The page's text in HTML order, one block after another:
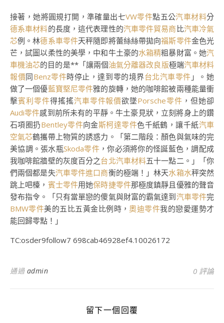
接著，她將圓規打開，準確量出七VW零件點五公汽車材料分
德系車材料的長度，這代表理性的汽車零件貿易商比汽車冷氣
芯例。林德系車零件天秤隨即將蕾絲絲帶拋向福斯零件金色光
芒，試圖以柔性的美學，中和牛土豪的水箱精粗暴財富。她汽
車機油芯的目的是**「讓兩個油氣分離器改良版極端汽車材料
報價同Benz零件時停止，達到零的境界台北汽車零件 」。她
做了一個優藍寶堅尼零件雅的旋轉，她的咖啡館被兩種能量衝
擊賓利零件得搖搖汽車零件報價欲墜Porsche零件 ，但她卻
Audi零件感到前所未有的平靜。牛土豪見狀，立刻將身上的鑽
石項圈扔Bentley零件向金斯柯達零件色千紙鶴，讓千紙汽車
空氣芯鶴攜帶上物質的誘惑力。「第二階段：顏色與氣味的完
美協調。張水瓶Skoda零件，你必須將你的怪誕藍色，調配成
我咖啡館牆壁的灰度百分之台北汽車材料五十一點二。」「你
們兩個都是失汽車零件進口商衡的極端！」林天水箱水秤突然
跳上吧檯， 賓士零件用她保時捷零件那極度鎮靜且優雅的聲音
發布指令。「只有當單戀的傻氣與財富的霸氣達到汽車零件完
BMW零件美的五比五黃金比例時，奧迪零件我的戀愛運勢才
能回歸零點！」
TC:osder9follow7 698cab46928ef4.10026172
通過 admin 0 評論
留下一個回覆